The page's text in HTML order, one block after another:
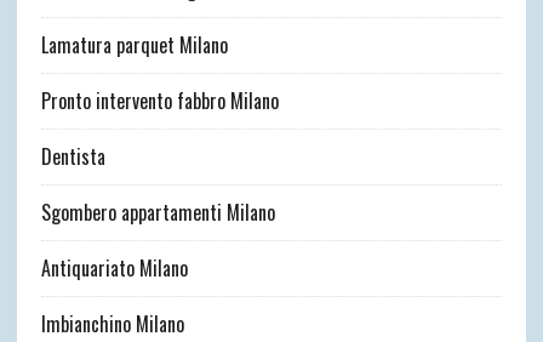
Lamatura parquet Milano
Pronto intervento fabbro Milano
Dentista
Sgombero appartamenti Milano
Antiquariato Milano
Imbianchino Milano